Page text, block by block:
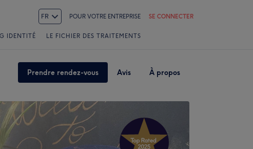
FR POUR VOTRE ENTREPRISE SE CONNECTER
IDENTITÉ LE FICHIER DES TRAITEMENTS
Prendre rendez-vous Avis À propos